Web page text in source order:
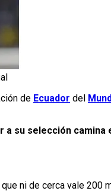
de Ecuador del
su selección camina
ni de cerca vale 200